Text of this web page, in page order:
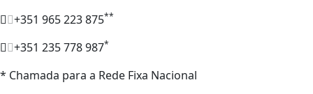
+351 965 223 875**
+351 235 778 987*
* Chamada para a Rede Fixa Nacional